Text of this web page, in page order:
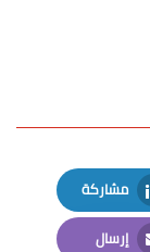
مشاركة
LinkedIn
إرسال